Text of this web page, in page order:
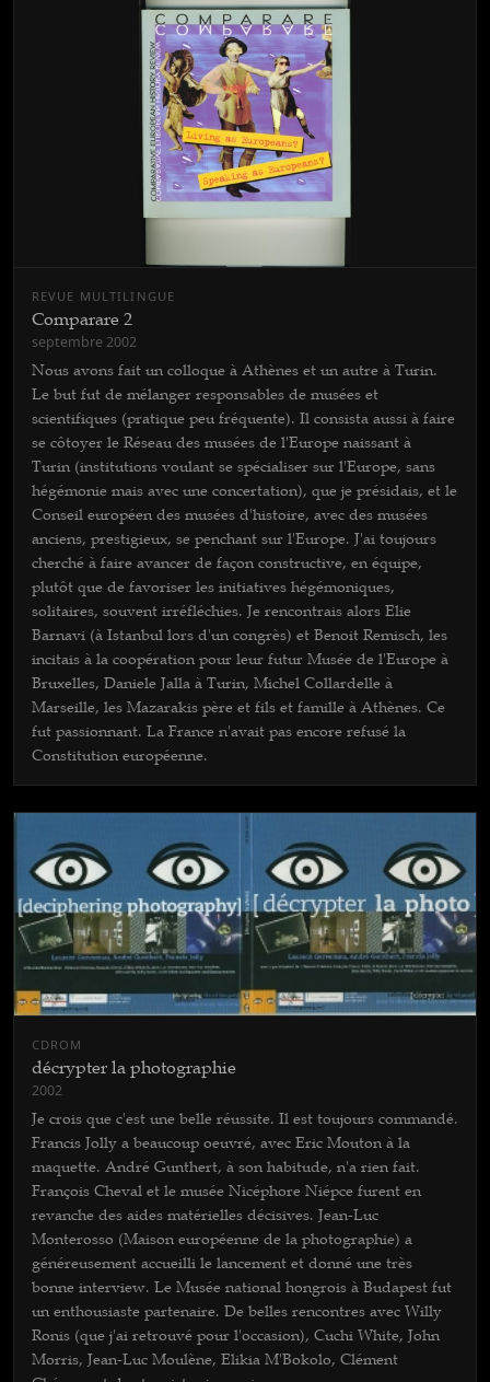
REVUE MULTILINGUE
Comparare 2
septembre 2002
Nous avons fait un colloque à Athènes et un autre à Turin.
Le but fut de mélanger responsables de musées et
scientifiques (pratique peu fréquente). Il consista aussi à faire
se côtoyer le Réseau des musées de l'Europe naissant à
Turin (institutions voulant se spécialiser sur l'Europe, sans
hégémonie mais avec une concertation), que je présidais, et le
Conseil européen des musées d'histoire, avec des musées
anciens, prestigieux, se penchant sur l'Europe. J'ai toujours
cherché à faire avancer de façon constructive, en équipe,
plutôt que de favoriser les initiatives hégémoniques,
solitaires, souvent irréfléchies. Je rencontrais alors Elie
Barnavi (à Istanbul lors d'un congrès) et Benoit Remisch, les
incitais à la coopération pour leur futur Musée de l'Europe à
Bruxelles, Daniele Jalla à Turin, Michel Collardelle à
Marseille, les Mazarakis père et fils et famille à Athènes. Ce
fut passionnant. La France n'avait pas encore refusé la
Constitution européenne.
CDROM
décrypter la photographie
2002
Je crois que c'est une belle réussite. Il est toujours commandé.
Francis Jolly a beaucoup oeuvré, avec Eric Mouton à la
maquette. André Gunthert, à son habitude, n'a rien fait.
François Cheval et le musée Nicéphore Niépce furent en
revanche des aides matérielles décisives. Jean-Luc
Monterosso (Maison européenne de la photographie) a
généreusement accueilli le lancement et donné une très
bonne interview. Le Musée national hongrois à Budapest fut
un enthousiaste partenaire. De belles rencontres avec Willy
Ronis (que j'ai retrouvé pour l'occasion), Cuchi White, John
Morris, Jean-Luc Moulène, Elikia M'Bokolo, Clément